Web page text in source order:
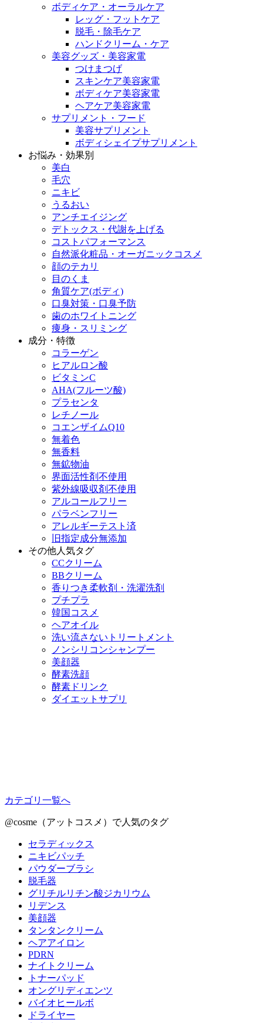
ボディケア・オーラルケア
レッグ・フットケア
脱毛・除毛ケア
ハンドクリーム・ケア
美容グッズ・美容家電
つけまつげ
スキンケア美容家電
ボディケア美容家電
ヘアケア美容家電
サプリメント・フード
美容サプリメント
ボディシェイプサプリメント
お悩み・効果別
美白
毛穴
ニキビ
うるおい
アンチエイジング
デトックス・代謝を上げる
コストパフォーマンス
自然派化粧品・オーガニックコスメ
顔のテカリ
目のくま
角質ケア(ボディ)
口臭対策・口臭予防
歯のホワイトニング
痩身・スリミング
成分・特徴
コラーゲン
ヒアルロン酸
ビタミンC
AHA(フルーツ酸)
プラセンタ
レチノール
コエンザイムQ10
無着色
無香料
無鉱物油
界面活性剤不使用
紫外線吸収剤不使用
アルコールフリー
パラベンフリー
アレルギーテスト済
旧指定成分無添加
その他人気タグ
CCクリーム
BBクリーム
香りつき柔軟剤・洗濯洗剤
プチプラ
韓国コスメ
ヘアオイル
洗い流さないトリートメント
ノンシリコンシャンプー
美顔器
酵素洗顔
酵素ドリンク
ダイエットサプリ
カテゴリ一覧へ
@cosme（アットコスメ）で人気のタグ
セラディックス
ニキビパッチ
パウダーブラシ
脱毛器
グリチルリチン酸ジカリウム
リデンス
美顔器
タンタンクリーム
ヘアアイロン
PDRN
ナイトクリーム
トナーパッド
オングリディエンツ
バイオヒールボ
ドライヤー